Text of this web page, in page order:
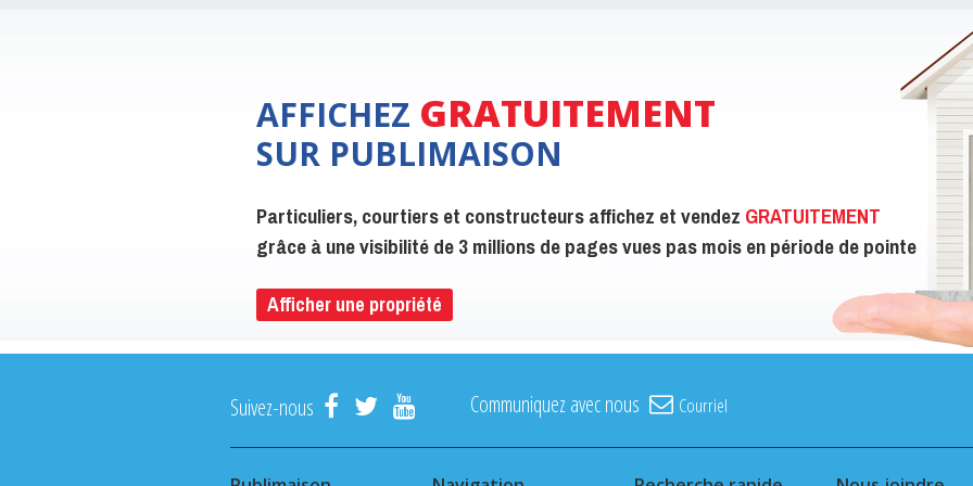
AFFICHEZ GRATUITEMENT
SUR PUBLIMAISON
Particuliers, courtiers et constructeurs affichez et vendez GRATUITEMENT
grâce à une visibilité de 3 millions de pages vues pas mois en période de pointe
Afficher une propriété
Suivez-nous Communiquez avec nous Courriel